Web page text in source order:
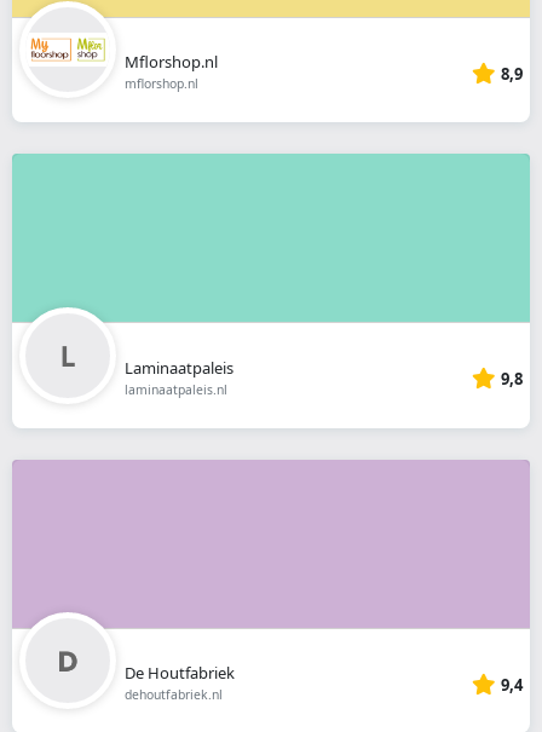
Mflorshop.nl
mflorshop.nl 8,9
Laminaatpaleis
laminaatpaleis.nl 9,8
De Houtfabriek
dehoutfabriek.nl 9,4